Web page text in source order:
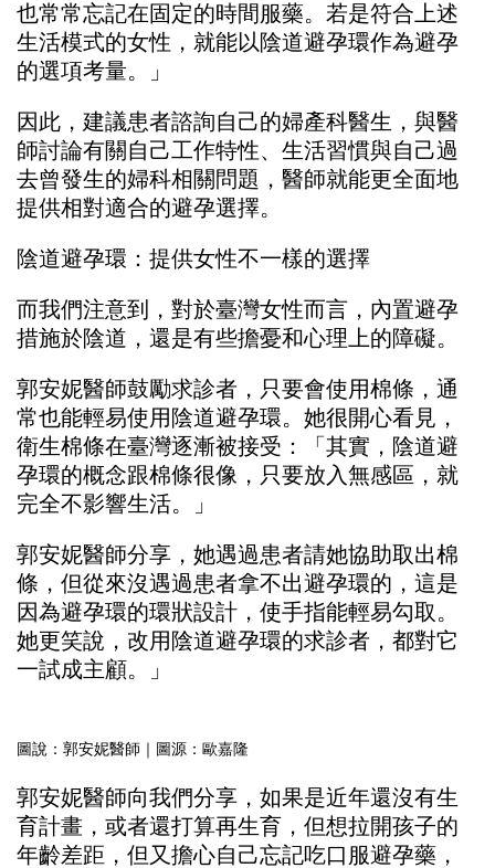
也常常忘記在固定的時間服藥。若是符合上述
生活模式的女性，就能以陰道避孕環作為避孕
的選項考量。」
因此，建議患者諮詢自己的婦產科醫生，與醫
師討論有關自己工作特性、生活習慣與自己過
去曾發生的婦科相關問題，醫師就能更全面地
提供相對適合的避孕選擇。
陰道避孕環：提供女性不一樣的選擇
而我們注意到，對於臺灣女性而言，內置避孕
措施於陰道，還是有些擔憂和心理上的障礙。
郭安妮醫師鼓勵求診者，只要會使用棉條，通
常也能輕易使用陰道避孕環。她很開心看見，
衛生棉條在臺灣逐漸被接受：「其實，陰道避
孕環的概念跟棉條很像，只要放入無感區，就
完全不影響生活。」
郭安妮醫師分享，她遇過患者請她協助取出棉
條，但從來沒遇過患者拿不出避孕環的，這是
因為避孕環的環狀設計，使手指能輕易勾取。
她更笑說，改用陰道避孕環的求診者，都對它
一試成主顧。」
圖說：郭安妮醫師｜圖源：歐嘉隆
郭安妮醫師向我們分享，如果是近年還沒有生
育計畫，或者還打算再生育，但想拉開孩子的
年齡差距，但又擔心自己忘記吃口服避孕藥，